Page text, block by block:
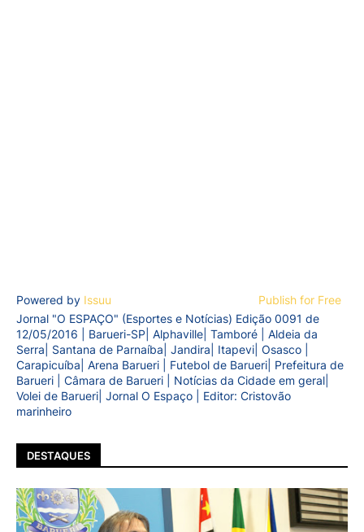
Powered by Issuu
Publish for Free
Jornal "O ESPAÇO" (Esportes e Notícias) Edição 0091 de
12/05/2016 | Barueri-SP| Alphaville| Tamboré | Aldeia da
Serra| Santana de Parnaíba| Jandira| Itapevi| Osasco |
Carapicuíba| Arena Barueri | Futebol de Barueri| Prefeitura de
Barueri | Câmara de Barueri | Notícias da Cidade em geral|
Volei de Barueri| Jornal O Espaço | Editor: Cristovão
marinheiro
DESTAQUES